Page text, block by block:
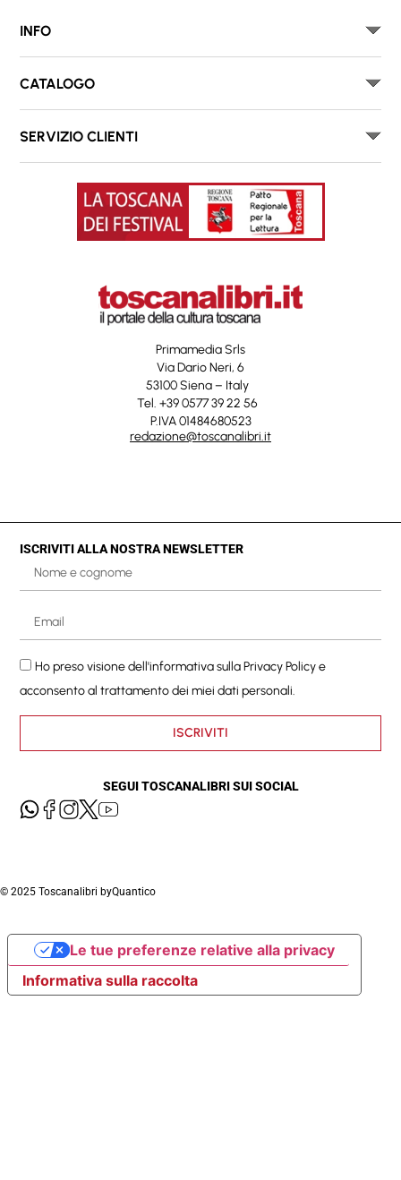
INFO
CATALOGO
SERVIZIO CLIENTI
Primamedia Srls
Via Dario Neri, 6
53100 Siena – Italy
Tel. +39 0577 39 22 56
P.IVA 01484680523
redazione@toscanalibri.it
ISCRIVITI ALLA NOSTRA NEWSLETTER
Ho preso visione dell'informativa sullaPrivacy Policye
acconsento al trattamento dei miei dati personali.
ISCRIVITI
SEGUI TOSCANALIBRI SUI SOCIAL
© 2025 Toscanalibri byQuantico
Informativa sulla raccolta
Le tue preferenze relative alla privacy